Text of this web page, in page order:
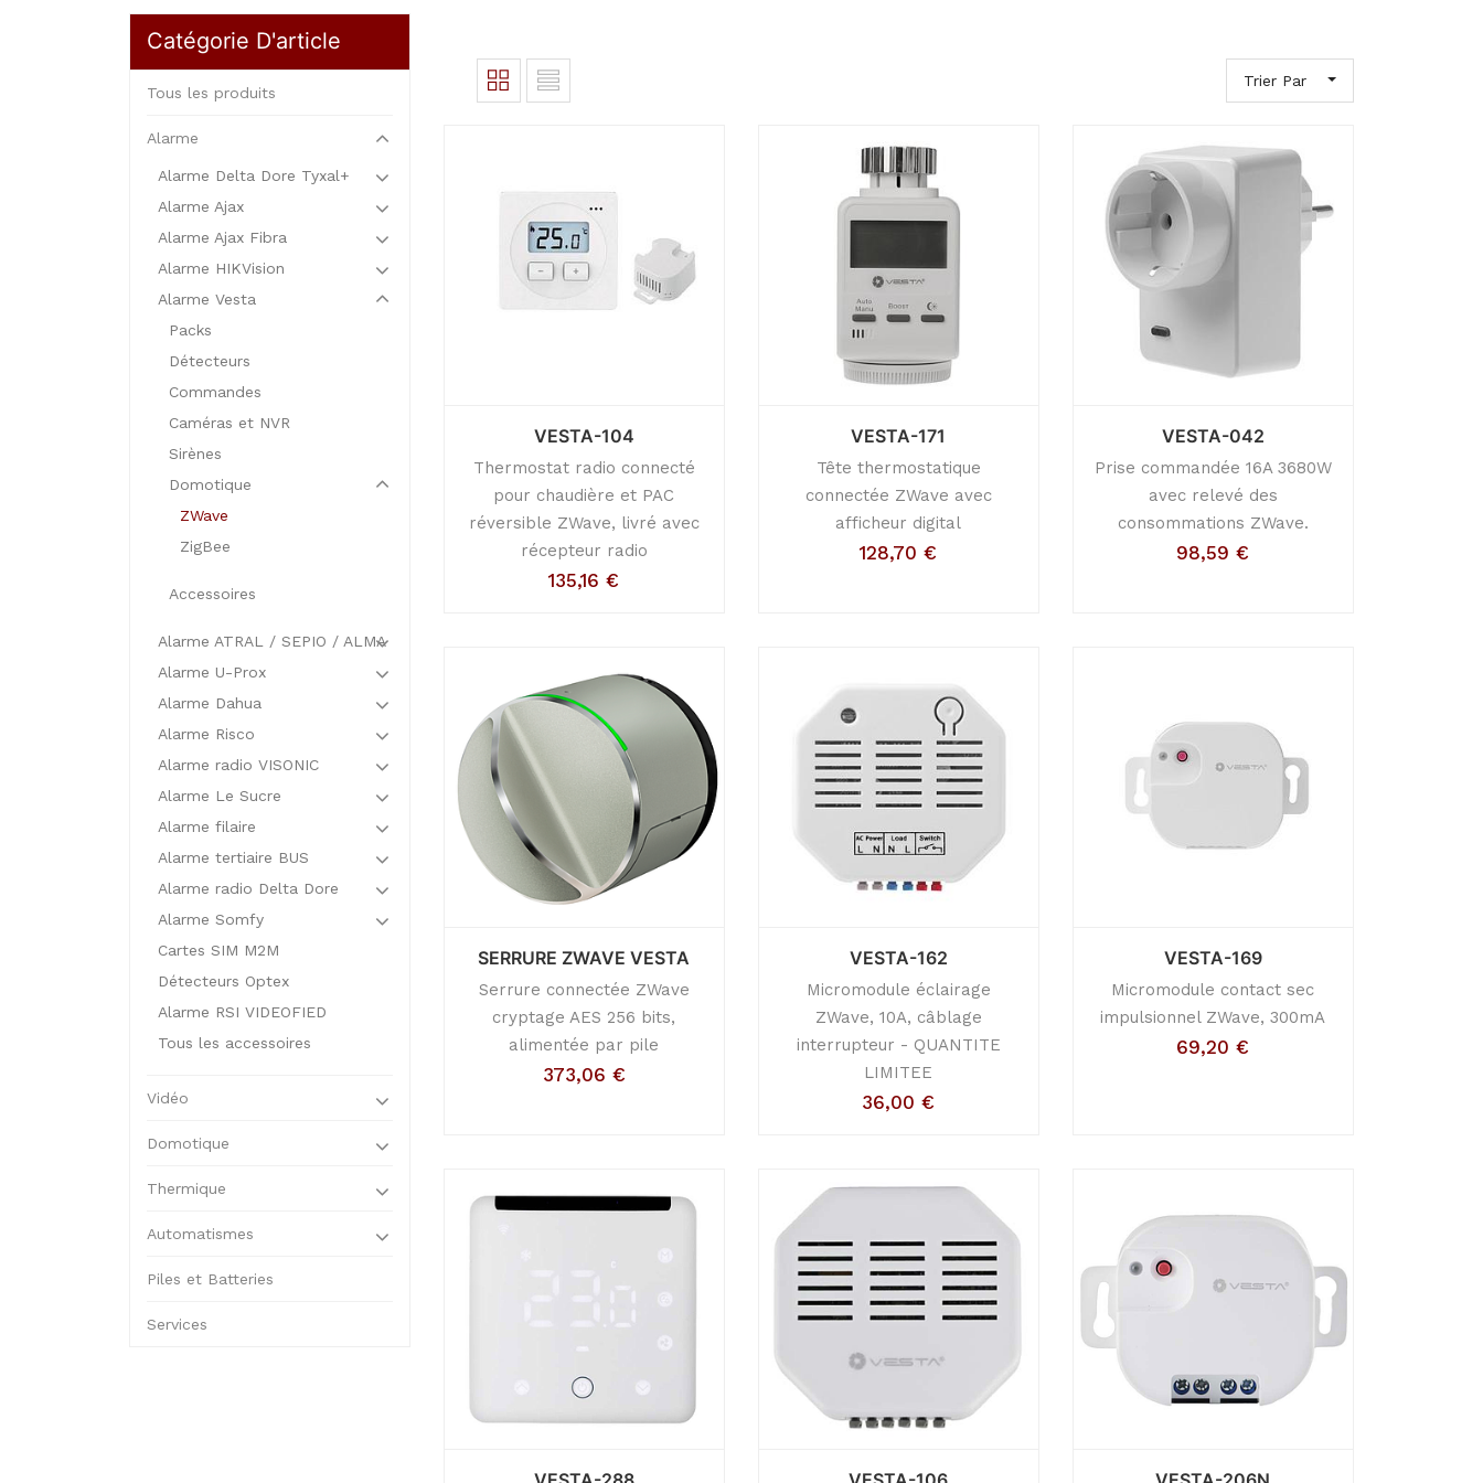
Catégorie D'article
Tous les produits
Alarme
Alarme Delta Dore Tyxal+
Alarme Ajax
Alarme Ajax Fibra
Alarme HIKVision
Alarme Vesta
Packs
Détecteurs
Commandes
Caméras et NVR
Sirènes
Domotique
ZWave
ZigBee
Accessoires
Alarme ATRAL / SEPIO / ALMA
Alarme U-Prox
Alarme Dahua
Alarme Risco
Alarme radio VISONIC
Alarme Le Sucre
Alarme filaire
Alarme tertiaire BUS
Alarme radio Delta Dore
Alarme Somfy
Cartes SIM M2M
Détecteurs Optex
Alarme RSI VIDEOFIED
Tous les accessoires
Vidéo
Domotique
Thermique
Automatismes
Piles et Batteries
Services
Trier Par
VESTA-104
Thermostat radio connecté
pour chaudière et PAC
réversible ZWave, livré avec
récepteur radio
135,16 €
VESTA-171
Tête thermostatique
connectée ZWave avec
afficheur digital
128,70 €
VESTA-042
Prise commandée 16A 3680W
avec relevé des
consommations ZWave.
98,59 €
SERRURE ZWAVE VESTA
Serrure connectée ZWave
cryptage AES 256 bits,
alimentée par pile
373,06 €
VESTA-162
Micromodule éclairage
ZWave, 10A, câblage
interrupteur - QUANTITE
LIMITEE
36,00 €
VESTA-169
Micromodule contact sec
impulsionnel ZWave, 300mA
69,20 €